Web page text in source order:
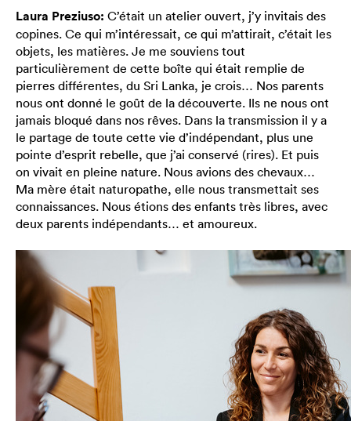
Laura Preziuso: C’était un atelier ouvert, j’y invitais des
copines. Ce qui m’intéressait, ce qui m’attirait, c’était les
objets, les matières. Je me souviens tout
particulièrement de cette boîte qui était remplie de
pierres différentes, du Sri Lanka, je crois… Nos parents
nous ont donné le goût de la découverte. Ils ne nous ont
jamais bloqué dans nos rêves. Dans la transmission il y a
le partage de toute cette vie d’indépendant, plus une
pointe d’esprit rebelle, que j’ai conservé (rires). Et puis
on vivait en pleine nature. Nous avions des chevaux…
Ma mère était naturopathe, elle nous transmettait ses
connaissances. Nous étions des enfants très libres, avec
deux parents indépendants… et amoureux.